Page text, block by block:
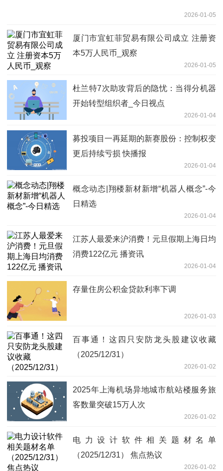
2026-01-05
厦门市宜虹菲贸易有限公司成立 注册资
本5万人民币_观察
2026-01-05
杜兰特7次助攻背后的隐忧：当得分机器
开始转型组织者_今日视点
2026-01-04
募投项目一再延期的新赛股份：控制权变
更后持续亏损 快播报
2026-01-04
概念动态|翔楼新材新增“机器人概念”-今
日精选
2026-01-04
江苏人最爱来沪消费！元旦假期上海日均
消费122亿元 播资讯
2026-01-04
存量住房公积金贷款利率下调
2026-01-03
百事通！这四只安防龙头股建议收藏
（2025/12/31）
2026-01-02
2025年上海机场异地城市航站楼服务旅
客数量突破15万人次
2026-01-02
电力设计软件相关题材名单
（2025/12/31） 焦点热议
2026-01-02